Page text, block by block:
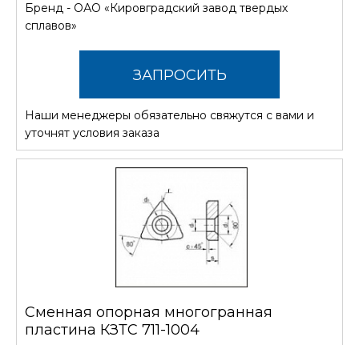
Бренд - ОАО «Кировградский завод твердых
сплавов»
ЗАПРОСИТЬ
СТОИМОСТЬ
Наши менеджеры обязательно свяжутся с вами и
уточнят условия заказа
Сменная опорная многогранная
пластина КЗТС 711-1004